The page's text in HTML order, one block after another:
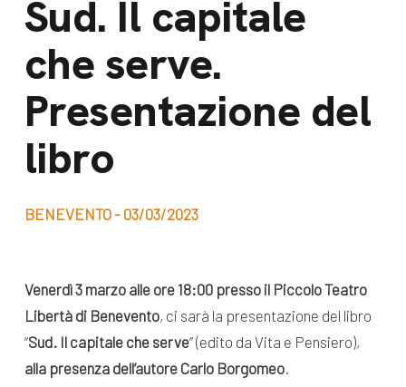
Sud. Il capitale
che serve.
Presentazione del
libro
BENEVENTO - 03/03/2023
Venerdì 3 marzo alle ore 18:00 presso il Piccolo Teatro
Libertà di Benevento, ci sarà la presentazione del libro
“Sud. Il capitale che serve” (edito da Vita e Pensiero),
alla presenza dell’autore Carlo Borgomeo.
Lavora con noi
Bilancio di
missione
News e
appuntamenti
News
dal Sud
pubblicazioni
Seguici sui social: